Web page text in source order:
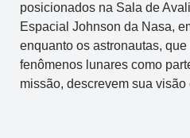
posicionados na Sala de
Espacial Johnson da Nasa,
enquanto os astronautas,
fenômenos lunares como
missão, descrevem sua visão